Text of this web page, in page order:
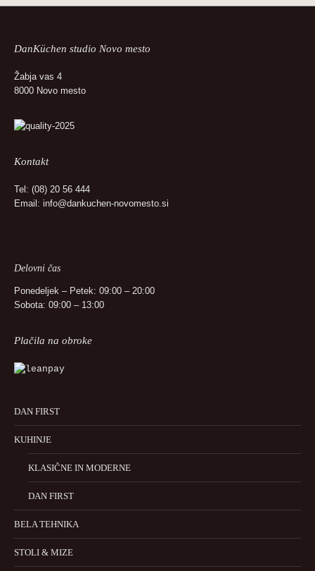
DanKüchen studio Novo mesto
Žabja vas 4
8000 Novo mesto
Kontakt
Tel: (08) 20 56 444
Email: info@dankuchen-novomesto.si
Delovni čas
Ponedeljek – Petek: 09:00 – 20:00
Sobota: 09:00 – 13:00
Plačila na obroke
DAN FIRST
KUHINJE
KLASIČNE IN MODERNE
DAN FIRST
BELA TEHNIKA
STOLI & MIZE